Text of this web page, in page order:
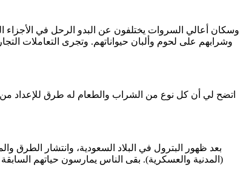
وسكان أعالي السروات يختلفون عن البدو الرحل في الأجزاء
وشرابهم على لحوم وألبان حيواناتهم. وتجرى التعاملات
بعد ظهور البترول في البلاد السعودية، وانتشار الطرق
(المدنية والعسكرية). بقى الناس يمارسون حياتهم